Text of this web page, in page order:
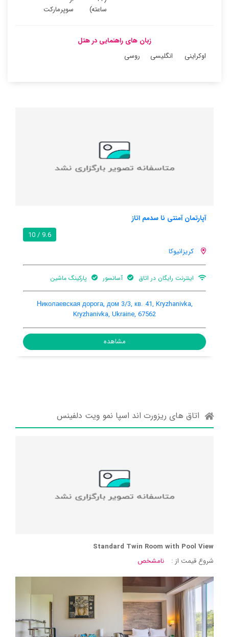
ساعته)
سوپرمارکت
زبان های راهنمایی در هتل
اوکراینی
انگلیسی روسی
آپارتمان آمنتی نا سدمم اتاز
9.6 / 10
کریزانیوکا
اینترنت رایگان در اتاق آسانسور پارکینگ ماشین
Николаевская дорога, дом 3/3, кв. 41, Kryzhanivka,
Kryzhanivka, Ukraine, 67562
مشاهده
اتاق های ریزورت اند اسپا نمو ویت دلفینس
Standard Twin Room with Pool View
شروع قیمت از :
نامشخص